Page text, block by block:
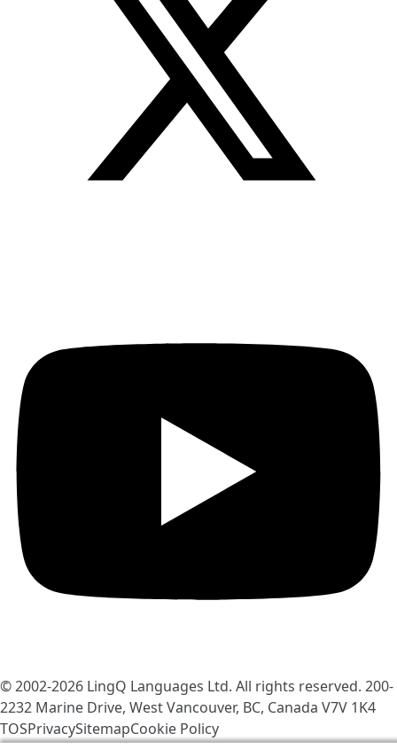
© 2002-2026 LingQ Languages Ltd. All rights reserved. 200-
2232 Marine Drive, West Vancouver, BC, Canada V7V 1K4
TOSPrivacySitemapCookie Policy